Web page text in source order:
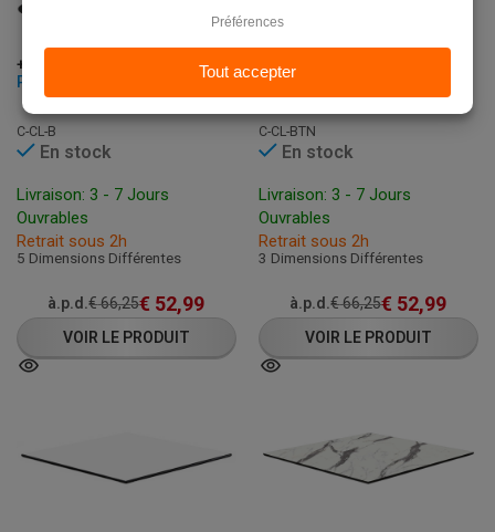
+3 kleuren
PLATEAU DE TABLE - COMPACT NOIR - 12 MM D'ÉPAISSEUR
C-CL-B
En stock
Livraison: 3 - 7 Jours
Ouvrables
Retrait sous 2h
5 Dimensions Différentes
à.p.d.€66,25€ 52,99
VOIR LE PRODUIT
+1 kleur
C-CL-BTN
En stock
Livraison: 3 - 7 Jours
Ouvrables
Retrait sous 2h
3 Dimensions Différentes
à.p.d.€66,25€ 52,99
VOIR LE PRODUIT